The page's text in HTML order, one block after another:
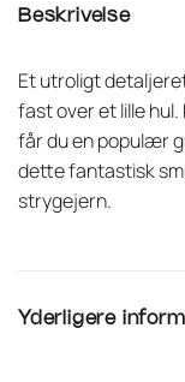
Beskrivelse
Et utroligt
fast over et lille
får du en populær
dette fantastisk
strygejern.
Yderligere